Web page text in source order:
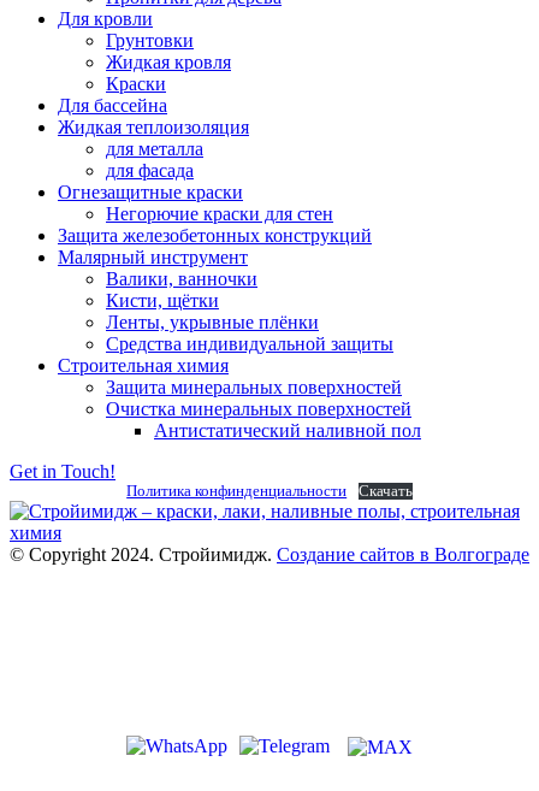
Для кровли
Грунтовки
Жидкая кровля
Краски
Для бассейна
Жидкая теплоизоляция
для металла
для фасада
Огнезащитные краски
Негорючие краски для стен
Защита железобетонных конструкций
Малярный инструмент
Валики, ванночки
Кисти, щётки
Ленты, укрывные плёнки
Средства индивидуальной защиты
Строительная химия
Защита минеральных поверхностей
Очистка минеральных поверхностей
Антистатический наливной пол
Get in Touch!
Политика конфинденциальности Скачать
© Copyright 2024. Стройимидж. Создание сайтов в Волгограде